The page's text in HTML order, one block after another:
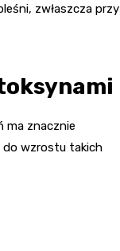
zwłaszcza przy
ma znacznie
do wzrostu takich